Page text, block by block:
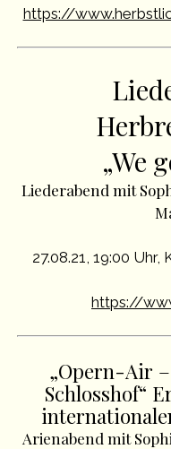
https://
„We
Liederabend mit
27.08.21, 19:00
https://
„Opern-Air
Schlosshof“
Arienabend mit